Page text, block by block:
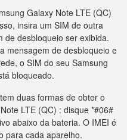
Galaxy Note LTE (QC)
insira um SIM de outra
de desbloqueio ser exibida.
mensagem de desbloqueio e
o SIM do seu Samsung
bloqueado.
duas formas de obter o
LTE (QC) : disque *#06#
abaixo da bateria. O IMEI é
para cada aparelho.